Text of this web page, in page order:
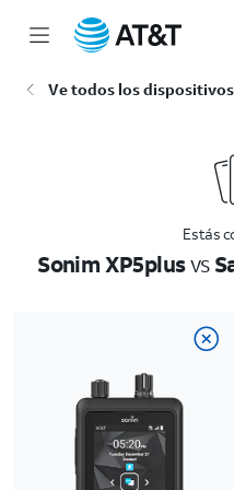
Ve todos los dispositivos
Estás
Sonim XP5plusvs